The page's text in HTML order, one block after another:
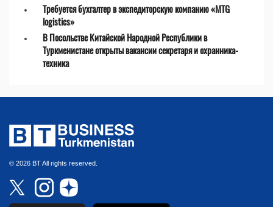
Требуется бухгалтер в экспедиторскую компанию «MTG
logistics»
В Посольстве Китайской Народной Республики в
Туркменистане открыты вакансии секретаря и охранника-
техника
© 2026 BT All rights reserved.